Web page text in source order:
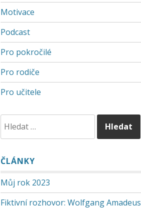
Motivace
Podcast
Pro pokročilé
Pro rodiče
Pro učitele
ČLÁNKY
Můj rok 2023
Fiktivní rozhovor: Wolfgang Amadeus